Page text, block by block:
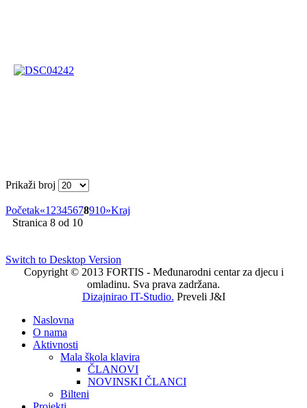
Prikaži broj
Početak«1 2345678910»Kraj
Stranica 8 od 10
Switch to Desktop Version
Copyright © 2013 FORTIS - Međunarodni centar za djecu i
omladinu. Sva prava zadržana.
Dizajnirao IT-Studio. Preveli J&I
Naslovna
O nama
Aktivnosti
Mala škola klavira
ČLANOVI
NOVINSKI ČLANCI
Bilteni